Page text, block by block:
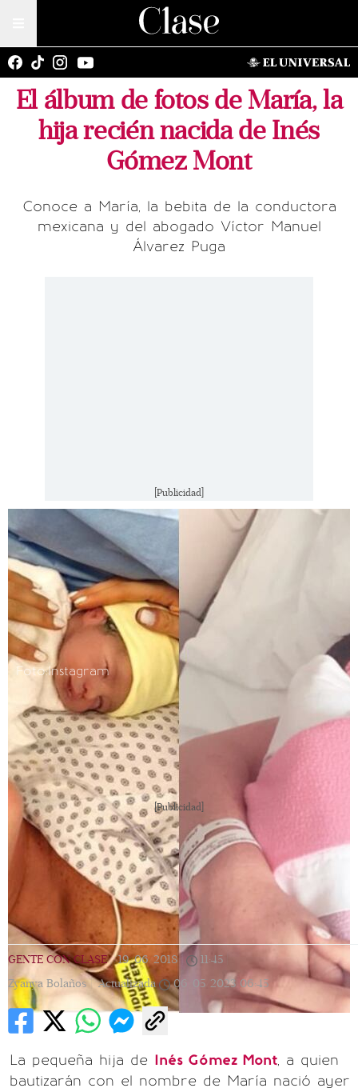
El álbum de fotos de María, la
hija recién nacida de Inés
Gómez Mont
Conoce a María, la bebita de la conductora
mexicana y del abogado Víctor Manuel
Álvarez Puga
[Publicidad]
Foto:Instagram
[Publicidad]
GENTE CON CLASE | 19/06/2018 11:45
Zyanya Bolaños | Actualizada 06/05/2023 06:45
La pequeña hija de Inés Gómez Mont, a quien
bautizarán con el nombre de María nació ayer